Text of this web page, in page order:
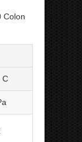
Colon
C